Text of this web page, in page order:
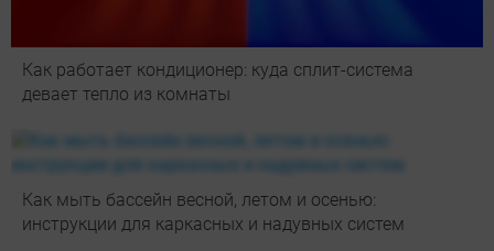
Как работает кондиционер: куда сплит-система
девает тепло из комнаты
Как мыть бассейн весной, летом и осенью:
инструкции для каркасных и надувных систем